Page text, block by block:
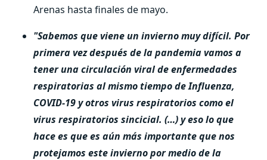
Arenas hasta finales de mayo.
"Sabemos que viene un invierno muy difícil. Por
primera vez después de la pandemia vamos a
tener una circulación viral de enfermedades
respiratorias al mismo tiempo de Influenza,
COVID-19 y otros virus respiratorios como el
virus respiratorios sincicial. (…) y eso lo que
hace es que es aún más importante que nos
protejamos este invierno por medio de la